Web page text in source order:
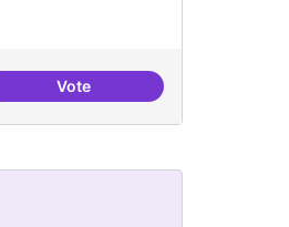
Vote"There Will Come Soft